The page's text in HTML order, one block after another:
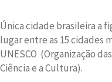
Única cidade brasileira a
lugar entre as 15 cidades
UNESCO (Organização
Ciência e a Cultura).